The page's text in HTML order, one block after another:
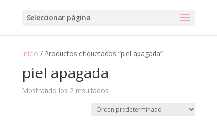
Seleccionar página
Inicio / Productos etiquetados “piel apagada”
piel apagada
Mostrando los 2 resultados